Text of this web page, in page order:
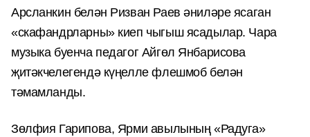
Арсланкин белән Ризван Раев әниләре ясаган
«скафандрларны» киеп чыгыш ясадылар. Чара
музыка буенча педагог Айгөл Янбарисова
җитәкчелегендә күңелле флешмоб белән
тәмамланды.
Зөлфия Гарипова, Ярми авылының «Радуга»